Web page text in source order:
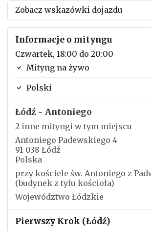
Zobacz wskazówki dojazdu
Informacje o mityngu
Czwartek, 18:00 do 20:00
Mityng na żywo
Polski
Łódź - Antoniego
2 inne mityngi w tym miejscu
Antoniego Padewskiego 4
91-038 Łódź
Polska
przy kościele św. Antoniego z
(budynek z tyłu kościoła)
Województwo Łódzkie
Pierwszy Krok (Łódź)